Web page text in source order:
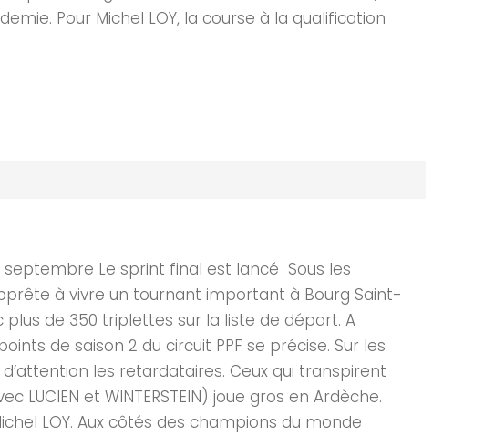
Pour Michel LOY, la course à la qualification
28 septembre Le sprint final est lancé Sous les
à vivre un tournant important à Bourg Saint-
de 350 triplettes sur la liste de départ. A
de saison 2 du circuit PPF se précise. Sur les
les retardataires. Ceux qui transpirent
et WINTERSTEIN) joue gros en Ardèche.
LOY. Aux côtés des champions du monde